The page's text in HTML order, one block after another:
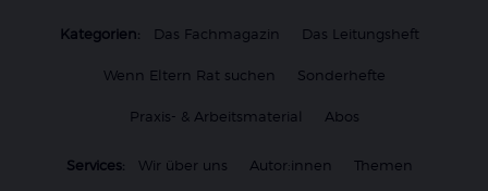
Kategorien: Das Fachmagazin Das Leitungsheft
Wenn Eltern Rat suchen Sonderhefte
Praxis- & Arbeitsmaterial Abos
Services: Wir über uns Autor:innen Themen